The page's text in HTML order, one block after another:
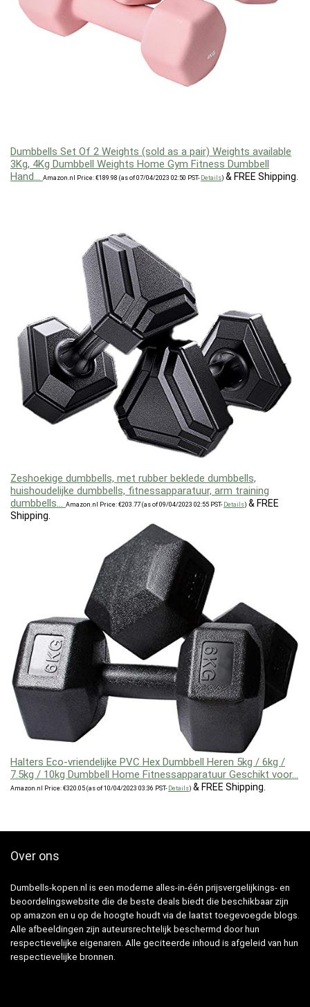
Dumbbells Set Of 2 Weights (sold as a pair) Weights available
3Kg, 4Kg Dumbbell Weights Home Gym Fitness Dumbbell
Hand… Amazon.nl Price: €189.98 (as of 07/04/2023 02:50 PST- Details) & FREE Shipping
Zeshoekige dumbbells, met rubber beklede dumbbells,
huishoudelijke dumbbells, fitnessapparatuur, arm training
dumbbells… Amazon.nl Price: €203.77 (as of 09/04/2023 02:55 PST- Details) & FREE
Shipping
Halters Eco-vriendelijke PVC Hex Dumbbell Heren 5kg / 6kg /
7.5kg / 10kg Dumbbell Home Fitnessapparatuur Geschikt voor…
Amazon.nl Price: €320.05 (as of 10/04/2023 03:36 PST- Details) & FREE Shipping
Over ons
Dumbells-kopen.nl is een moderne alles-in-één prijsvergelijkings- en
beoordelingswebsite die de beste deals biedt die beschikbaar zijn
op amazon en u op de hoogte houdt via de laatst toegevoegde blogs.
Alle afbeeldingen zijn auteursrechtelijk beschermd door hun
respectievelijke eigenaren. Alle geciteerde inhoud is afgeleid van hun
respectievelijke bronnen.